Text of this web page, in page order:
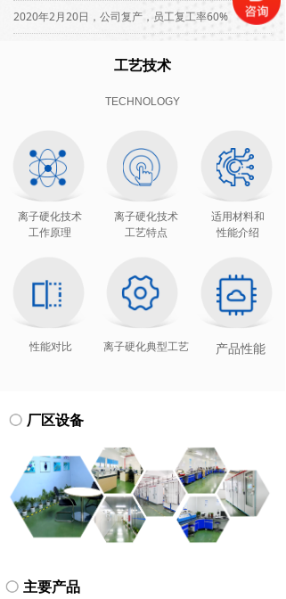
2020年2月20日，公司复产，员工复工率60%
厂区设备
主要产品
TECHNOLOGY
工艺技术
离子硬化技术
工作原理
离子硬化技术
工艺特点
适用材料和
性能介绍
性能对比 离子硬化典型工艺 产品性能